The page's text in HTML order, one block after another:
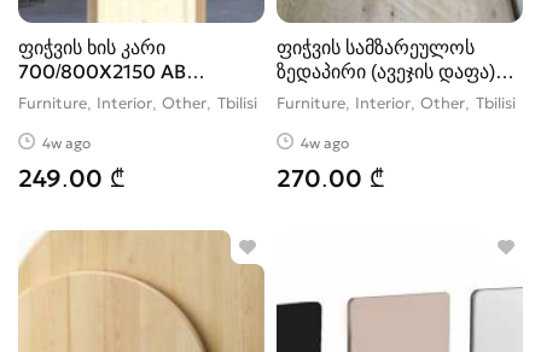
ფიჭვის ხის კარი
700/800X2150 AB
(CLASIC)
Furniture, Interior, Other Tbilisi
4w ago
249.00 ₾
ფიჭვის სამზარეულოს
ზედაპირი (ავეჯის დაფა)
40X900X2
Furniture, Interior, Other Tbilisi
4w ago
270.00 ₾